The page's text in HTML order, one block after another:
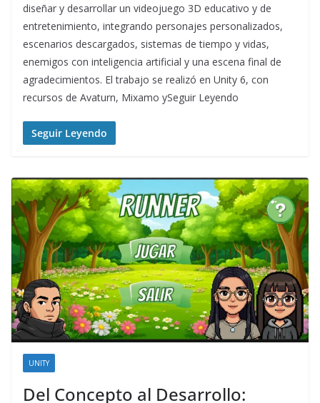
diseñar y desarrollar un videojuego 3D educativo y de
entretenimiento, integrando personajes personalizados,
escenarios descargados, sistemas de tiempo y vidas,
enemigos con inteligencia artificial y una escena final de
agradecimientos. El trabajo se realizó en Unity 6, con
recursos de Avaturn, Mixamo ySeguir Leyendo
Seguir Leyendo
UNITY
Del Concepto al Desarrollo: